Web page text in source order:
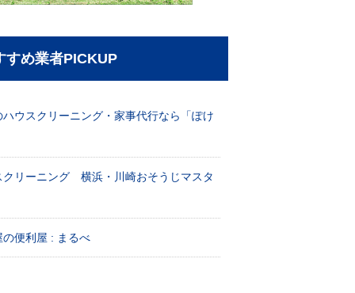
すめ業者PICKUP
ハウスクリーニング・家事代行なら「ぽけ
クリーニング 横浜・川崎おそうじマスタ
の便利屋 : まるべ